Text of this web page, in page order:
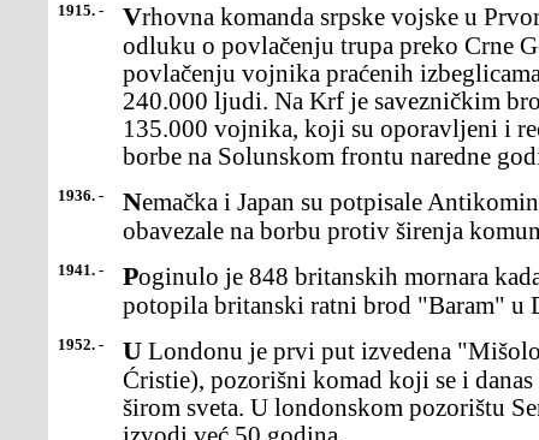
1915. - Vrhovna komanda srpske vojske u Prvom svetskom ratu donela je
odluku o povlačenju trupa preko Crne
povlačenju vojnika praćenih
240.000 ljudi. Na Krf je savezničkim
135.000 vojnika, koji su oporavljeni i
borbe na Solunskom frontu naredne
1936. - Nemačka i Japan su potpisale Antikominterna pakt kojim su se
obavezale na borbu protiv širenja
1941. - Poginulo je 848 britanskih mornara kada je nemačka podmornica
potopila britanski ratni brod "Baram" u
1952. - U Londonu je prvi put izvedena "Mišolovka" Agate Kristi (Aghata
Ćristie), pozorišni komad koji se i
širom sveta. U londonskom pozorištu